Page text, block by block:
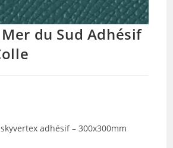
du Sud Adhésif
adhésif – 300x300mm